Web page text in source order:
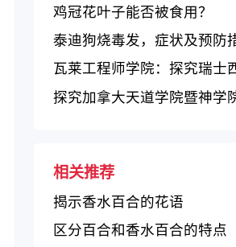
鸡冠花叶子能否被食用？
泰迪狗烧毒发，症状及预防
瓦莱工程师学院：探究瑞士
业学院的教育质量
探究加拿大天道学院暨神学
相关推荐
揭示香水百合的花语
区分百合和香水百合的特点